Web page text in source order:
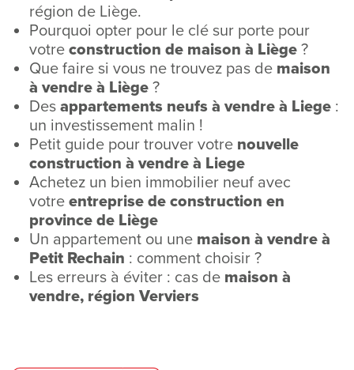
région de Liège.
Pourquoi opter pour le clé sur porte pour
votre construction de maison à Liège ?
Que faire si vous ne trouvez pas de maison
à vendre à Liège ?
Des appartements neufs à vendre à Liege :
un investissement malin !
Petit guide pour trouver votre nouvelle
construction à vendre à Liege
Achetez un bien immobilier neuf avec
votre entreprise de construction en
province de Liège
Un appartement ou une maison à vendre à
Petit Rechain : comment choisir ?
Les erreurs à éviter : cas de maison à
vendre, région Verviers